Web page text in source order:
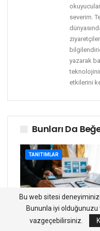
severim.
yazarak
etkilerini
Bunları Da
TANITIMLAR
Dijital Çağda Halkla
İlişkiler: PR Hâlâ
Bu web sitesi
Bununla iyi
vazgeçebilirsiniz.